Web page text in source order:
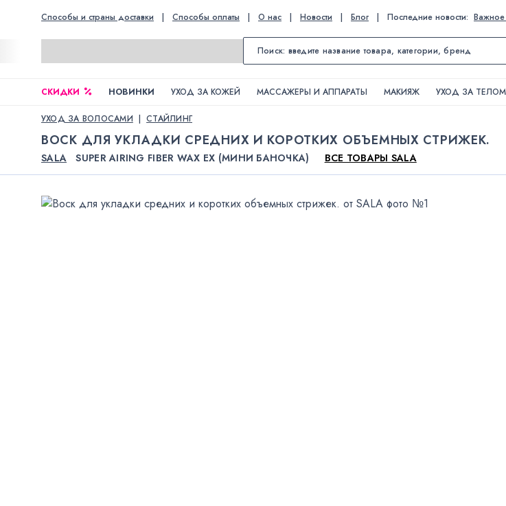
Способы и страны доставки | Способы оплаты | О нас | Новости | Блог | Последние новости:
СКИДКИ НОВИНКИ УХОД ЗА КОЖЕЙ МАССАЖЕРЫ И АППАРАТЫ МАКИЯЖ УХОД ЗА ТЕЛОМ
УХОД ЗА ВОЛОСАМИ СТАЙЛИНГ
ВОСК ДЛЯ УКЛАДКИ СРЕДНИХ И КОРОТКИХ ОБЪЕМНЫХ СТРИЖЕК.
SALA SUPER AIRING FIBER WAX EX (МИНИ БАНОЧКА) ВСЕ ТОВАРЫ SALA